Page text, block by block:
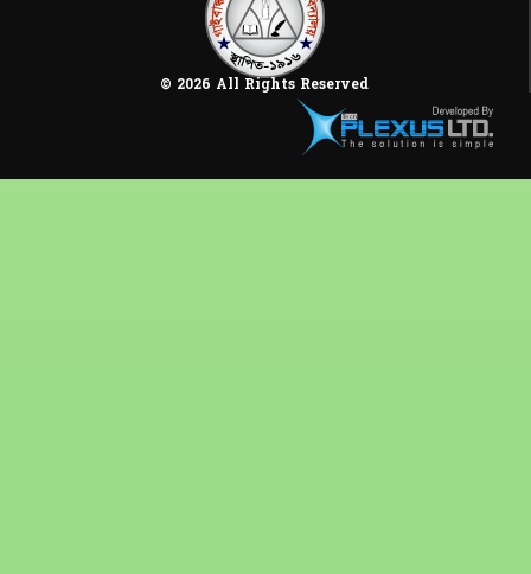
© 2026 All Rights Reserved